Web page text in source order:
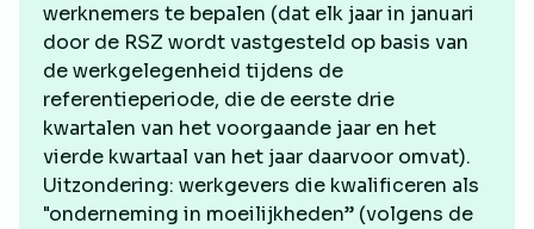
werknemers te bepalen (dat elk jaar in januari
door de RSZ wordt vastgesteld op basis van
de werkgelegenheid tijdens de
referentieperiode, die de eerste drie
kwartalen van het voorgaande jaar en het
vierde kwartaal van het jaar daarvoor omvat).
Uitzondering: werkgevers die kwalificeren als
"onderneming in moeilijkheden” (volgens de